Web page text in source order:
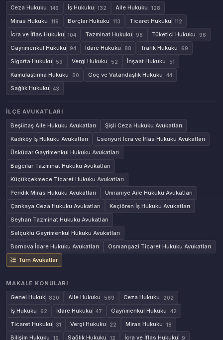
Ceza Hukuku
146 İş Hukuku 132 Aile Hukuku 128
Miras Hukuku 119 Borçlar Hukuku 113 Ticaret Hukuku 112
İcra ve İflas Hukuku 104 Tazminat Hukuku 98 Tüketici Hukuku 96
Gayrimenkul Hukuku 94 İdare Hukuku 88 Trafik Hukuku 69
Sigorta Hukuku 59 Vergi Hukuku 52 İnşaat Hukuku 51
Kamulaştırma Hukuku 50 Göç ve Vatandaşlık Hukuku 44
Sağlık Hukuku 43
İLÇE AVUKATLARI
Beşiktaş Aile Hukuku Avukatları
Şişli Ceza Hukuku Avukatları
Kadıköy İş Hukuku Avukatları
Esenyurt İcra ve İflas Hukuku Avukatları
Üsküdar Gayrimenkul Hukuku Avukatları
Bağcılar Tazminat Hukuku Avukatları
Küçükçekmece Ticaret Hukuku Avukatları
Pendik Miras Hukuku Avukatları
Ümraniye Aile Hukuku Avukatları
Çankaya Ceza Hukuku Avukatları
Keçiören İş Hukuku Avukatları
Seyhan Tazminat Hukuku Avukatları
Selçuklu Gayrimenkul Hukuku Avukatları
Bornova İdare Hukuku Avukatları
Osmangazi Ticaret Hukuku Avukatları
Tüm Avukatlar
MAKALE KONULARI
Genel Hukuk
820 Aile Hukuku 569 Ceza Hukuku 202
İş Hukuku 62 İdare Hukuku 47 Gayrimenkul Hukuku 42
Ticaret Hukuku 31 Vergi Hukuku 22 Miras Hukuku 18
Bilişim Hukuku 15 Sağlık Hukuku 12 İcra ve İflas Hukuku 9